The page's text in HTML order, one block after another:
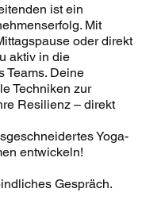
ist ein
Mit
oder direkt
aktiv in die
Teams. Deine
Techniken zur
Resilienz – direkt
Yoga-
entwickeln!
Gespräch.